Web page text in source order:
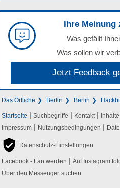
Ihre Meinung
Was gefällt
Was sollen wir
Jetzt Feedback
Das Örtliche Berlin Berlin
Startseite | Suchbegriffe | Kontakt |
Impressum | Nutzungsbedingungen |
Datenschutz-Einstellungen
Facebook - Fan werden | Auf Instagram
Über den Messenger suchen